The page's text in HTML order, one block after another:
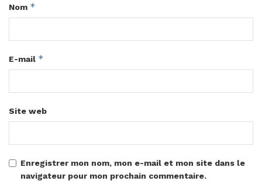
Nom *
E-mail *
Site web
Enregistrer mon nom, mon e-mail et mon site dans le
navigateur pour mon prochain commentaire.